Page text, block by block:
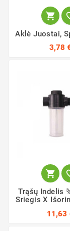

Aklė Juostai,
3,78

Trąšų Indelis
Sriegis X
11,63